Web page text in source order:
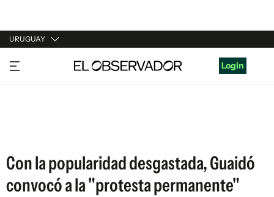
URUGUAY
URUGUAY
ARGENTINA
Login
Con la popularidad desgastada, Guaidó
convocó a la "protesta permanente"